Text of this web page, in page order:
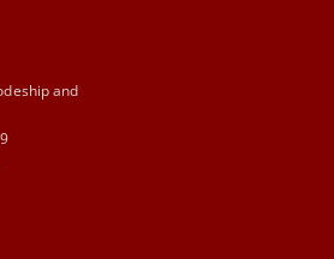
and